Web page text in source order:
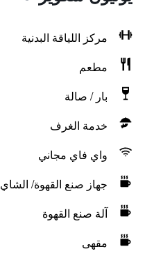
مركز اللياقة البدنية
مطعم
بار / صالة
خدمة الغرف
واي فاي مجاني
جهاز صنع القهوة/ الشاي
آلة صنع القهوة
مقهى